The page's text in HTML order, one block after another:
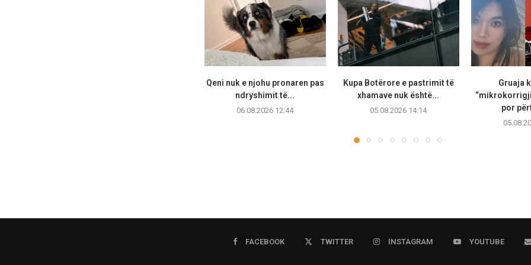
Qeni nuk e njohu pronaren pas
ndryshimit të...
06.08.2026 12:44
Kupa Botërore e pastrimit të
xhamave nuk është...
05.08.2026 14:14
Gruaja
por
FACEBOOK TWITTER INSTAGRAM YOUTUBE